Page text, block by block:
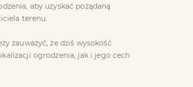
aby uzyskać pożądaną
terenu.
zauważyć, że dziś wysokość
ogrodzenia, jak i jego cech